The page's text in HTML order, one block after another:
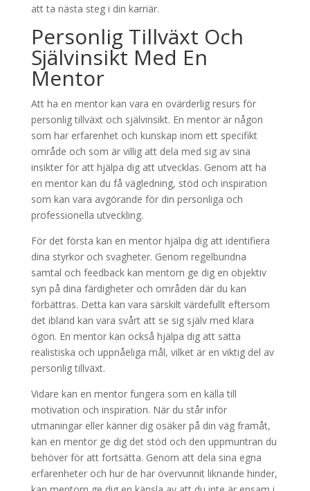
att ta nästa steg i din karriär.
Personlig Tillväxt Och
Självinsikt Med En
Mentor
Att ha en mentor kan vara en ovärderlig resurs för
personlig tillväxt och självinsikt. En mentor är någon
som har erfarenhet och kunskap inom ett specifikt
område och som är villig att dela med sig av sina
insikter för att hjälpa dig att utvecklas. Genom att ha
en mentor kan du få vägledning, stöd och inspiration
som kan vara avgörande för din personliga och
professionella utveckling.
För det första kan en mentor hjälpa dig att identifiera
dina styrkor och svagheter. Genom regelbundna
samtal och feedback kan mentorn ge dig en objektiv
syn på dina färdigheter och områden där du kan
förbättras. Detta kan vara särskilt värdefullt eftersom
det ibland kan vara svårt att se sig själv med klara
ögon. En mentor kan också hjälpa dig att sätta
realistiska och uppnåeliga mål, vilket är en viktig del av
personlig tillväxt.
Vidare kan en mentor fungera som en källa till
motivation och inspiration. När du står inför
utmaningar eller känner dig osäker på din väg framåt,
kan en mentor ge dig det stöd och den uppmuntran du
behöver för att fortsätta. Genom att dela sina egna
erfarenheter och hur de har övervunnit liknande hinder,